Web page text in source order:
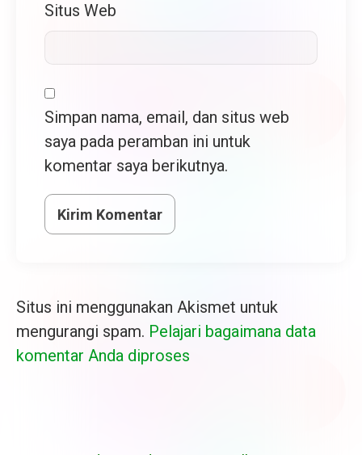
Situs Web
Simpan nama, email, dan situs web
saya pada peramban ini untuk
komentar saya berikutnya.
Situs ini menggunakan Akismet untuk
mengurangi spam. Pelajari bagaimana data
komentar Anda diproses